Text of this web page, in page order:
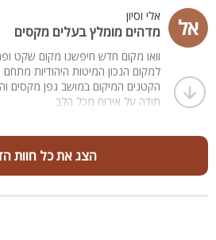
אל אלי וסיון
מדהים מומלץ בעלים מקסים
וואו מקום חדש חיפשנו מקום שקט
למקום הנכון המיטות היהודיות
הקטנים המיקום במושב גפן מקסים
תודה על אירוח מכל הלב
הצג את כל חוות